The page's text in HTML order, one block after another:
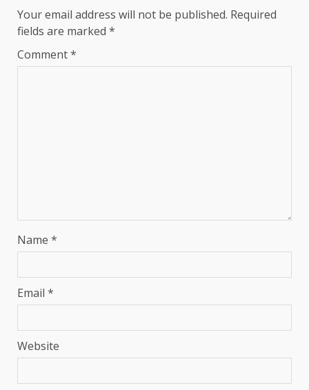
Your email address will not be published. Required
fields are marked *
Comment*
Name *
Email *
Website